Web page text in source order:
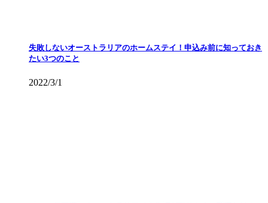
失敗しないオーストラリアのホームステイ！申込み前に知っておき
たい3つのこと
2022/3/1